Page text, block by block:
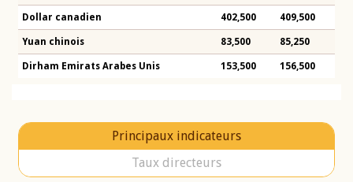
Dollar canadien 402,500 409,500
Yuan chinois 83,500 85,250
Dirham Emirats Arabes Unis 153,500 156,500
Principaux indicateurs
Taux directeurs